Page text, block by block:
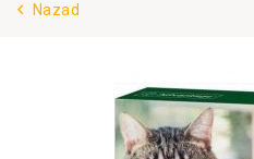
Brendovi
Akcija!
Nazad